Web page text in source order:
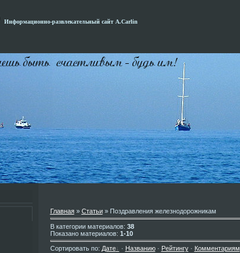
Информационно-развлекательный сайт А.Carlin
Главная» Статьи» Поздравления железнодорожникам
В категории материалов: 38
Показано материалов: 1-10
Сортировать по: Дате · Названию· Рейтингу· Комментариям